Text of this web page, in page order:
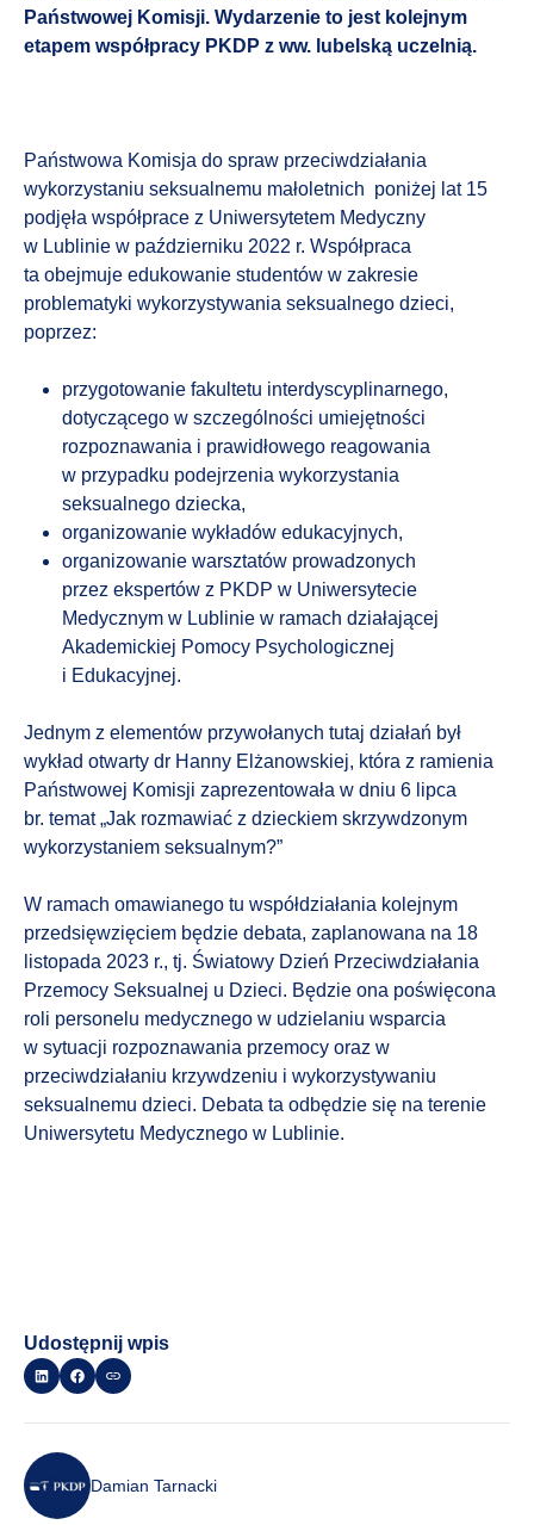
Państwowej Komisji. Wydarzenie to jest kolejnym
etapem współpracy PKDP z ww. lubelską uczelnią.
Państwowa Komisja do spraw przeciwdziałania
wykorzystaniu seksualnemu małoletnich poniżej lat 15
podjęła współprace z Uniwersytetem Medyczny
w Lublinie w październiku 2022 r. Współpraca
ta obejmuje edukowanie studentów w zakresie
problematyki wykorzystywania seksualnego dzieci,
poprzez:
przygotowanie fakultetu interdyscyplinarnego,
dotyczącego w szczególności umiejętności
rozpoznawania i prawidłowego reagowania
w przypadku podejrzenia wykorzystania
seksualnego dziecka,
organizowanie wykładów edukacyjnych,
organizowanie warsztatów prowadzonych
przez ekspertów z PKDP w Uniwersytecie
Medycznym w Lublinie w ramach działającej
Akademickiej Pomocy Psychologicznej
i Edukacyjnej.
Jednym z elementów przywołanych tutaj działań był
wykład otwarty dr Hanny Elżanowskiej, która z ramienia
Państwowej Komisji zaprezentowała w dniu 6 lipca
br. temat „Jak rozmawiać z dzieckiem skrzywdzonym
wykorzystaniem seksualnym?”
W ramach omawianego tu współdziałania kolejnym
przedsięwzięciem będzie debata, zaplanowana na 18
listopada 2023 r., tj. Światowy Dzień Przeciwdziałania
Przemocy Seksualnej u Dzieci. Będzie ona poświęcona
roli personelu medycznego w udzielaniu wsparcia
w sytuacji rozpoznawania przemocy oraz w
przeciwdziałaniu krzywdzeniu i wykorzystywaniu
seksualnemu dzieci. Debata ta odbędzie się na terenie
Uniwersytetu Medycznego w Lublinie.
Udostępnij wpis
Damian Tarnacki